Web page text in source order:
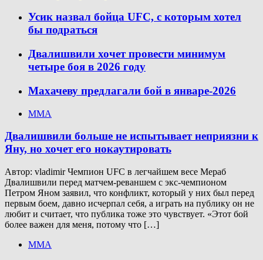
Усик назвал бойца UFC, с которым хотел
бы подраться
Двалишвили хочет провести минимум
четыре боя в 2026 году
Махачеву предлагали бой в январе-2026
ММА
Двалишвили больше не испытывает неприязни к
Яну, но хочет его нокаутировать
Автор: vladimir Чемпион UFC в легчайшем весе Мераб
Двалишвили перед матчем-реваншем с экс-чемпионом
Петром Яном заявил, что конфликт, который у них был перед
первым боем, давно исчерпал себя, а играть на публику он не
любит и считает, что публика тоже это чувствует. «Этот бой
более важен для меня, потому что […]
ММА